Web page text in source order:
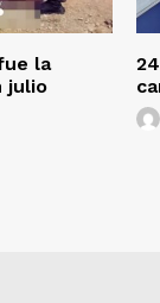
la
julio